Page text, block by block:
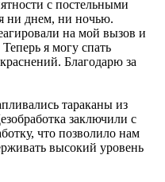
с постельными
ни днем, ни ночью.
на мой вызов и
я могу спать
Благодарю за
тараканы из
заключили с
что позволило нам
высокий уровень